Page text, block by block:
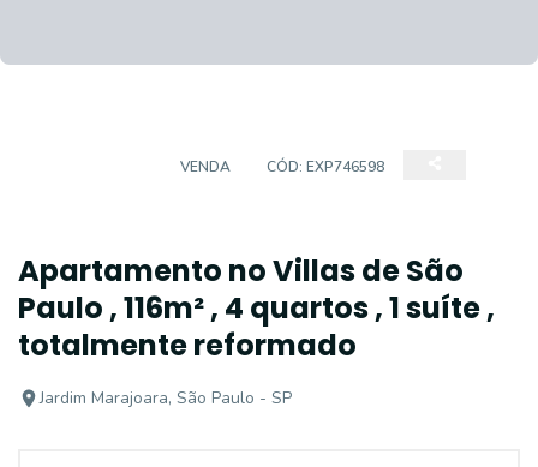
VENDA CÓD: EXP746598
Apartamento no Villas de São
Paulo , 116m² , 4 quartos , 1 suíte ,
totalmente reformado
Jardim Marajoara, São Paulo - SP